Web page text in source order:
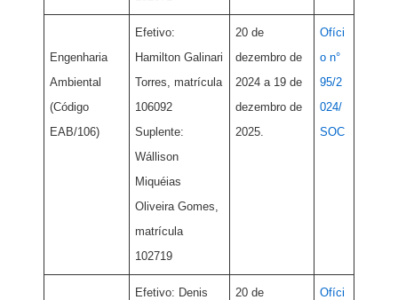
Engenharia
Ambiental
(Código
EAB/106)
Efetivo:
Hamilton Galinari
Torres, matrícula
106092
Suplente:
Wállison
Miquéias
Oliveira Gomes,
matrícula
102719
20 de
dezembro de
2024 a 19 de
dezembro de
2025.
Ofíci
o n°
95/2
024/
SOC
Efetivo: Denis
20 de
Ofíci